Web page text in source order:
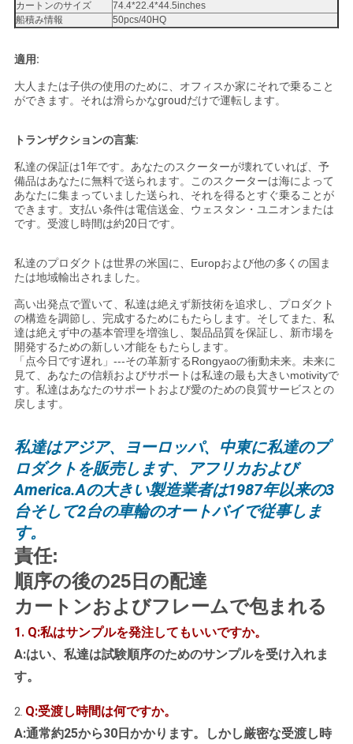
シ
ー
カートンのサイズ
74.4*22.4*44.5inches
船積み情報
50pcs/40HQ
適用:
大人または子供の使用のために、オフィスか家にそれで乗ること
ができます。それは滑らかなgroudだけで運転します。
トランザクションの言葉:
私達の保証は1年です。あなたのスクーターが壊れていれば、予
備品はあなたに無料で送られます。このスクーターは海によって
あなたに集まっていました送られ、それを得るとすぐ乗ることが
できます。支払い条件は電信送金、ウェスタン・ユニオンまたは
です。受渡し時間は約20日です。
私達のプロダクトは世界の米国に、Europおよび他の多くの国ま
たは地域輸出されました。
高い出発点で置いて、私達は絶えず新技術を追求し、プロダクト
の構造を調節し、完成するためにもたらします。そしてまた、私
達は絶えず中の基本管理を増強し、製品品質を保証し、新市場を
開発するための新しい才能をもたらします。
「点今日です遅れ」---その革新するRongyaoの衝動未来。未来に
見て、あなたの信頼およびサポートは私達の最も大きいmotivityで
す。私達はあなたのサポートおよび愛のための良質サービスとの
戻します。
私達はアジア、ヨーロッパ、中東に私達のプ
ロダクトを販売します、アフリカおよび
America.Aの大きい製造業者は1987年以来の3
台そして2台の車輪のオートバイで従事しま
す。
責任:
順序の後の25日の配達
カートンおよびフレームで包まれる
1. Q:私はサンプルを発注してもいいですか。
A:はい、私達は試験順序のためのサンプルを受け入れま
す。
2. Q:受渡し時間は何ですか。
A:通常約25から30日かかります。しかし厳密な受渡し時